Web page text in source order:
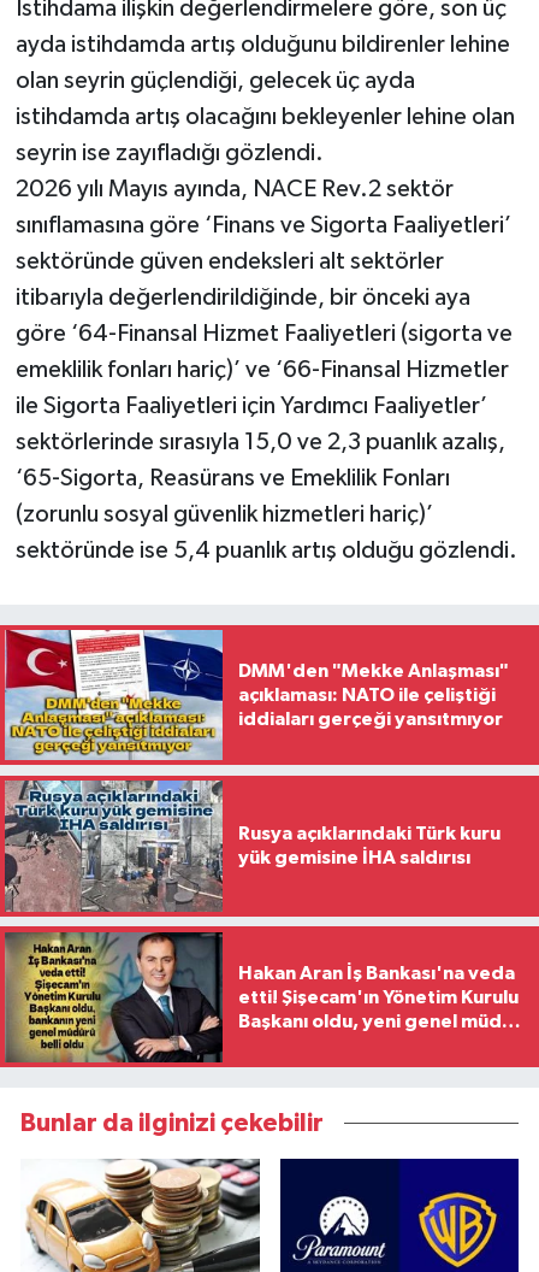
İstihdama ilişkin değerlendirmelere göre, son üç
ayda istihdamda artış olduğunu bildirenler lehine
olan seyrin güçlendiği, gelecek üç ayda
istihdamda artış olacağını bekleyenler lehine olan
seyrin ise zayıfladığı gözlendi.
2026 yılı Mayıs ayında, NACE Rev.2 sektör
sınıflamasına göre ‘Finans ve Sigorta Faaliyetleri’
sektöründe güven endeksleri alt sektörler
itibarıyla değerlendirildiğinde, bir önceki aya
göre ‘64-Finansal Hizmet Faaliyetleri (sigorta ve
emeklilik fonları hariç)’ ve ‘66-Finansal Hizmetler
ile Sigorta Faaliyetleri için Yardımcı Faaliyetler’
sektörlerinde sırasıyla 15,0 ve 2,3 puanlık azalış,
‘65-Sigorta, Reasürans ve Emeklilik Fonları
(zorunlu sosyal güvenlik hizmetleri hariç)’
sektöründe ise 5,4 puanlık artış olduğu gözlendi.
DMM'den "Mekke Anlaşması"
açıklaması: NATO ile çeliştiği
iddiaları gerçeği yansıtmıyor
Rusya açıklarındaki Türk kuru
yük gemisine İHA saldırısı
Hakan Aran İş Bankası'na veda
etti! Şişecam'ın Yönetim Kurulu
Başkanı oldu, yeni genel müdür
Bunlar da ilginizi çekebilir